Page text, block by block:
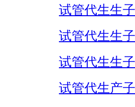
试管代生生
试管代生生
试管代生生
试管代生产